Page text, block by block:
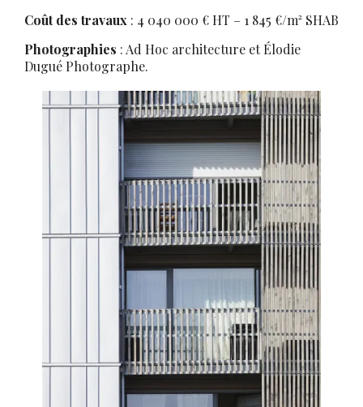
Coût des travaux : 4 040 000 € HT – 1 845 €/m² SHAB
Photographies : Ad Hoc architecture et Élodie
Dugué Photographe.